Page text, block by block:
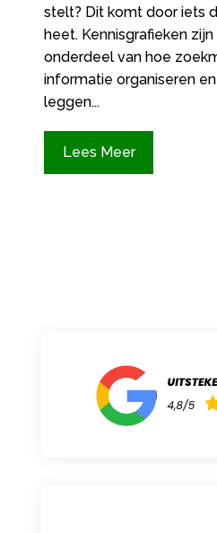
stelt? Dit komt door iets
heet. Kennisgrafieken
onderdeel van hoe
informatie organiseren
leggen...
Lees Meer